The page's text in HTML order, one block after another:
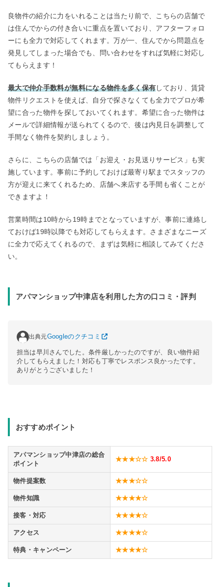
良物件の紹介に力をいれることは当たり前で、こちらの店舗で
は住んでからの付き合いに重点を置いており、アフターフォロ
ーにも全力で対応してくれます。万が一、住んでから問題点を
発見してしまった場合でも、問い合わせをすれば気軽に対応し
てもらえます！
最大で仲介手数料が無料になる物件を多く保有しており、賃貸
物件リクエストを使えば、自分で探さなくても全力でプロが希
望に合った物件を探しておいてくれます。希望に合った物件は
メールで詳細情報が送られてくるので、後は内見日を調整して
手間なく物件を契約しましょう。
さらに、こちらの店舗では「お迎え・お見送りサービス」も実
施しています。事前に予約しておけば最寄り駅までスタッフの
方が迎えに来てくれるため、店舗へ来店する手間も省くことが
できますよ！
営業時間は10時から19時までとなっていますが、事前に連絡し
ておけば19時以降でも対応してもらえます。さまざまなニーズ
に全力で応えてくれるので、まずは気軽に相談してみてくださ
い。
アパマンショップ中津店を利用した方の口コミ・評判
出典元Googleのクチコミ
担当は早川さんでした。条件厳しかったのですが、良い物件紹
介してもらえました！対応も丁寧でレスポンス良かったです。
ありがとうございました！
おすすめポイント
アパマンショップ中津店の総合
ポイント
★★★☆☆ 3.8/5.0
物件提案数 ★★★☆☆
物件知識 ★★★★☆
接客・対応 ★★★★☆
アクセス ★★★★☆
特典・キャンペーン ★★★★☆